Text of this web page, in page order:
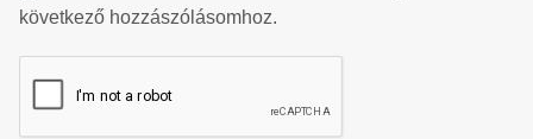
következő hozzászólásomhoz.